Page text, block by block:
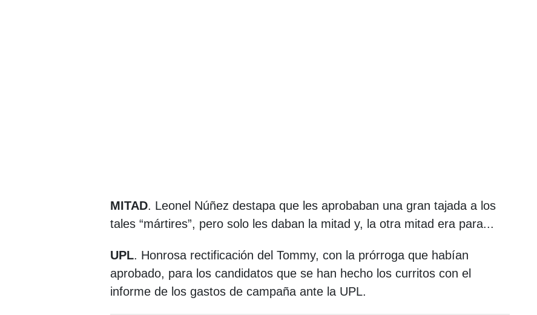
MITAD. Leonel Núñez destapa que les aprobaban una gran tajada a los
tales “mártires”, pero solo les daban la mitad y, la otra mitad era para...
UPL. Honrosa rectificación del Tommy, con la prórroga que habían
aprobado, para los candidatos que se han hecho los curritos con el
informe de los gastos de campaña ante la UPL.